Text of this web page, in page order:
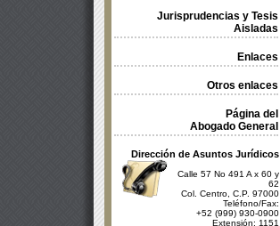
Jurisprudencias y Tesis
Aisladas
Enlaces
Otros enlaces
Página del
Abogado General
Dirección de Asuntos Jurídicos
Calle 57 No 491 A x 60 y
62
Col. Centro, C.P. 97000
Teléfono/Fax:
+52 (999) 930-0900
Extensión: 1151